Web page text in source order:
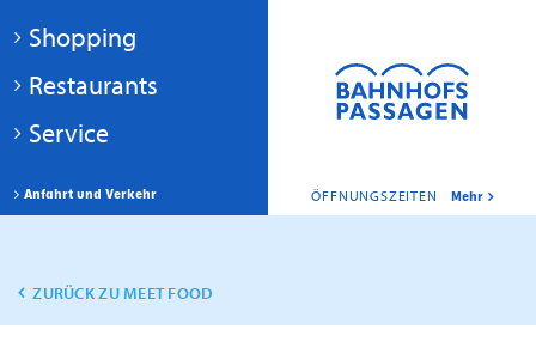
ÖFFNUNGSZEITEN Mehr
Anfahrt und Verkehr
Shopping
Restaurants
Service
ZURÜCK ZU MEET FOOD